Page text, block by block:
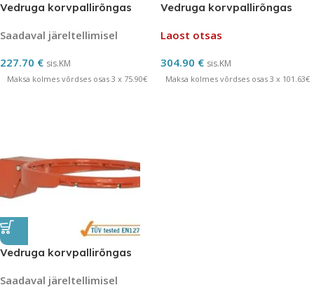
Vedruga korvpallirõngas
Saadaval järeltellimisel
227.70 € sis.KM
Maksa kolmes võrdses osas 3 x 75.90€
Vedruga korvpallirõngas
Laost otsas
304.90 € sis.KM
Maksa kolmes võrdses osas 3 x 101.63€
Vedruga korvpallirõngas
Saadaval järeltellimisel